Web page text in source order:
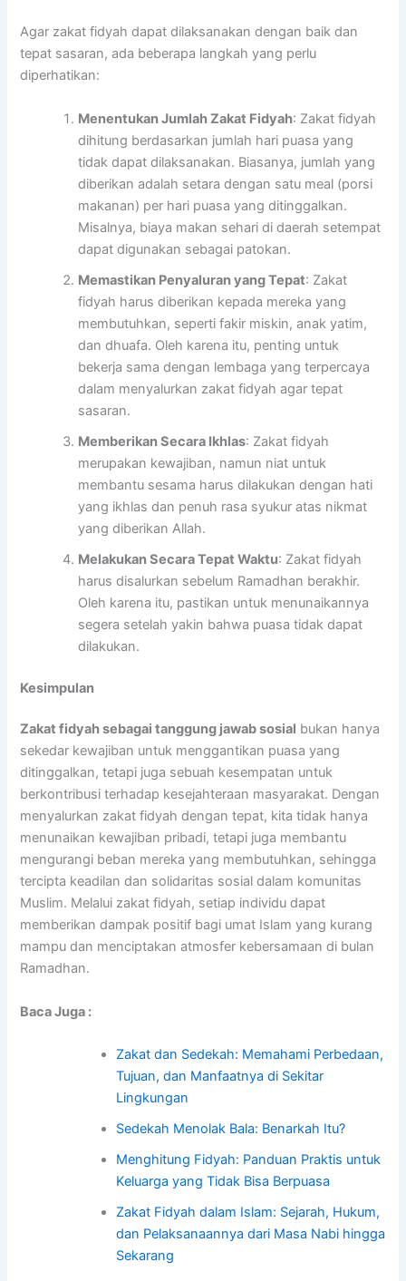
Agar zakat fidyah dapat dilaksanakan dengan baik dan
tepat sasaran, ada beberapa langkah yang perlu
diperhatikan:
Menentukan Jumlah Zakat Fidyah: Zakat fidyah
dihitung berdasarkan jumlah hari puasa yang
tidak dapat dilaksanakan. Biasanya, jumlah yang
diberikan adalah setara dengan satu meal (porsi
makanan) per hari puasa yang ditinggalkan.
Misalnya, biaya makan sehari di daerah setempat
dapat digunakan sebagai patokan.
Memastikan Penyaluran yang Tepat: Zakat
fidyah harus diberikan kepada mereka yang
membutuhkan, seperti fakir miskin, anak yatim,
dan dhuafa. Oleh karena itu, penting untuk
bekerja sama dengan lembaga yang terpercaya
dalam menyalurkan zakat fidyah agar tepat
sasaran.
Memberikan Secara Ikhlas: Zakat fidyah
merupakan kewajiban, namun niat untuk
membantu sesama harus dilakukan dengan hati
yang ikhlas dan penuh rasa syukur atas nikmat
yang diberikan Allah.
Melakukan Secara Tepat Waktu: Zakat fidyah
harus disalurkan sebelum Ramadhan berakhir.
Oleh karena itu, pastikan untuk menunaikannya
segera setelah yakin bahwa puasa tidak dapat
dilakukan.
Kesimpulan
Zakat fidyah sebagai tanggung jawab sosial bukan hanya
sekedar kewajiban untuk menggantikan puasa yang
ditinggalkan, tetapi juga sebuah kesempatan untuk
berkontribusi terhadap kesejahteraan masyarakat. Dengan
menyalurkan zakat fidyah dengan tepat, kita tidak hanya
menunaikan kewajiban pribadi, tetapi juga membantu
mengurangi beban mereka yang membutuhkan, sehingga
tercipta keadilan dan solidaritas sosial dalam komunitas
Muslim. Melalui zakat fidyah, setiap individu dapat
memberikan dampak positif bagi umat Islam yang kurang
mampu dan menciptakan atmosfer kebersamaan di bulan
Ramadhan.
Baca Juga :
Zakat dan Sedekah: Memahami Perbedaan,
Tujuan, dan Manfaatnya di Sekitar
Lingkungan
Sedekah Menolak Bala: Benarkah Itu?
Menghitung Fidyah: Panduan Praktis untuk
Keluarga yang Tidak Bisa Berpuasa
Zakat Fidyah dalam Islam: Sejarah, Hukum,
dan Pelaksanaannya dari Masa Nabi hingga
Sekarang